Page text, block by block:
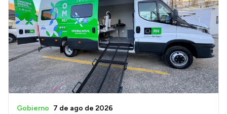
Casa de Gobierno
Acerca de Río Negro
Historia
Geografía
Invertí en Río Negro
Gobierno 7 de ago de 2026